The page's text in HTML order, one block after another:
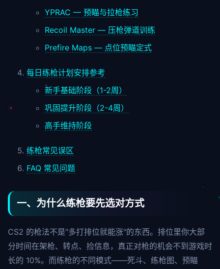
YPRAC — 预瞄与拉枪练习
Recoil Master — 压枪弹道训练
Prefire Maps — 点位预瞄定式
每日练枪计划安排参考
新手基础阶段（1-2周）
巩固提升阶段（2-4周）
高手维持阶段
练枪常见误区
FAQ 常见问题
一、为什么练枪要先选对方式
CS2 的枪法不是"多打排位就能涨"的东西。排位里你大部
分时间在架枪、转点、捡信息，真正对枪的机会不到游戏时
长的 10%。而练枪的不同模式——死斗、练枪图、预瞄